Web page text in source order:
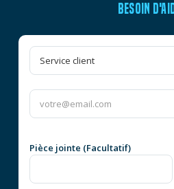
BESOIN
Pièce jointe (Facultatif)